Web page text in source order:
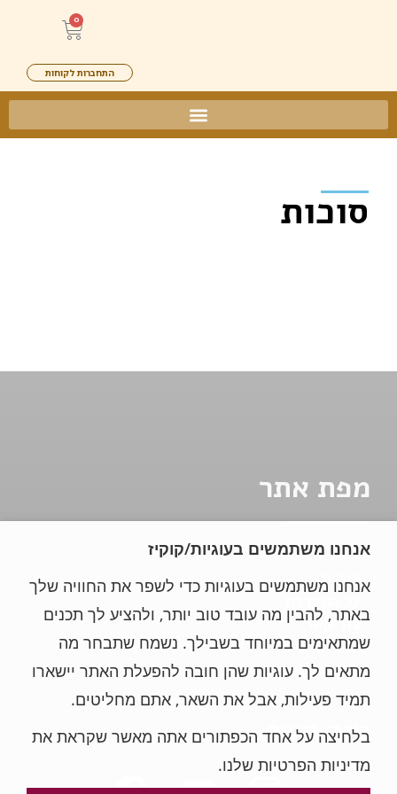
0
התחברות לקוחות
סוכות
מפת אתר
עמוד הבית
אודות
צור קשר
תנאי שימוש
הצהרת נגישות
צור קשר
אנחנו משתמשים בעוגיות/קוקיז
אנחנו משתמשים בעוגיות כדי לשפר את החוויה שלך
באתר, להבין מה עובד טוב יותר, ולהציע לך תכנים
שמתאימים במיוחד בשבילך. נשמח שתבחר מה
מתאים לך. עוגיות שהן חובה להפעלת האתר יישארו
תמיד פעילות, אבל את השאר, אתם מחליטים.
בלחיצה על אחד הכפתורים אתה מאשר שקראת את
מדיניות הפרטיות שלנו.